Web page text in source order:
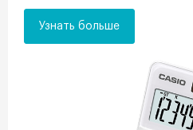
Узнать больше